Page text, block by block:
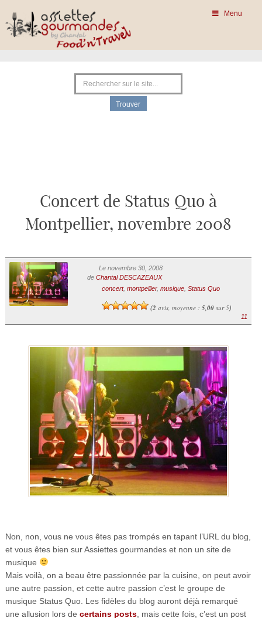
Menu
Concert de Status Quo à
Montpellier, novembre 2008
Le novembre 30, 2008
de Chantal DESCAZEAUX
concert, montpellier, musique, Status Quo
(2 avis, moyenne : 5,00sur 5)
11
Non, non, vous ne vous êtes pas trompés en tapant l’URL du blog,
et vous êtes bien sur Assiettes gourmandes et non un site de
musique
Mais voilà, on a beau être passionnée par la cuisine, on peut avoir
une autre passion, et cette autre passion c’est le groupe de
musique Status Quo. Les fidèles du blog auront déjà remarqué
une allusion lors de certains posts, mais cette fois, c’est un post